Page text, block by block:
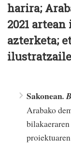
harira;
2021
azterketa;
Sakonean.
Arabako